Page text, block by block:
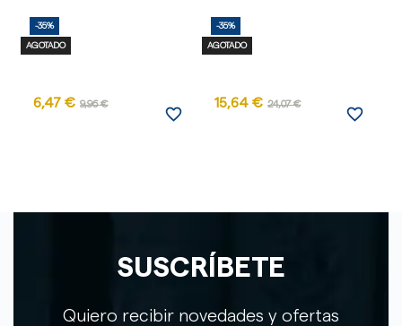
-35%
AGOTADO
6,47 € 9,96 €
favorite_border
-35%
AGOTADO
15,64 € 24,07 €
favorite_border
SUSCRÍBETE
Quiero recibir novedades y ofertas